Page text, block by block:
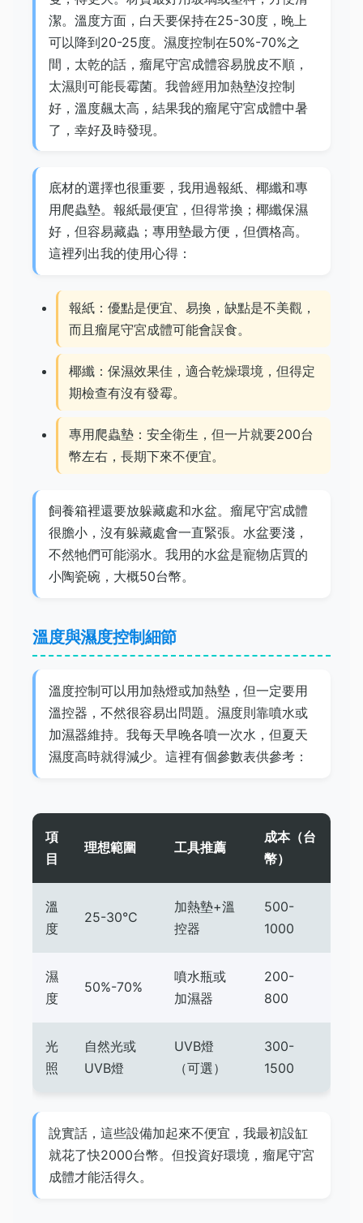
潔。溫度方面，白天要保持在25-30度，晚上
可以降到20-25度。濕度控制在50%-70%之
間，太乾的話，瘤尾守宮成體容易脫皮不順，
太濕則可能長霉菌。我曾經用加熱墊沒控制
好，溫度飆太高，結果我的瘤尾守宮成體中暑
了，幸好及時發現。
底材的選擇也很重要，我用過報紙、椰纖和專
用爬蟲墊。報紙最便宜，但得常換；椰纖保濕
好，但容易藏蟲；專用墊最方便，但價格高。
這裡列出我的使用心得：
報紙：優點是便宜、易換，缺點是不美觀，
而且瘤尾守宮成體可能會誤食。
椰纖：保濕效果佳，適合乾燥環境，但得定
期檢查有沒有發霉。
專用爬蟲墊：安全衛生，但一片就要200台
幣左右，長期下來不便宜。
飼養箱裡還要放躲藏處和水盆。瘤尾守宮成體
很膽小，沒有躲藏處會一直緊張。水盆要淺，
不然牠們可能溺水。我用的水盆是寵物店買的
小陶瓷碗，大概50台幣。
溫度與濕度控制細節
溫度控制可以用加熱燈或加熱墊，但一定要用
溫控器，不然很容易出問題。濕度則靠噴水或
加濕器維持。我每天早晚各噴一次水，但夏天
濕度高時就得減少。這裡有個參數表供參考：
項
目
理想範圍 工具推薦
成本（台
幣）
溫
度
25-30°C
加熱墊+溫
控器
500-
1000
濕
度
50%-70%
噴水瓶或
加濕器
200-
800
光
照
自然光或
UVB燈
UVB燈
（可選）
300-
1500
說實話，這些設備加起來不便宜，我最初設缸
就花了快2000台幣。但投資好環境，瘤尾守宮
成體才能活得久。